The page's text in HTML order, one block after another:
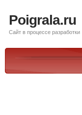
Poigrala.ru
Сайт в процессе разработки